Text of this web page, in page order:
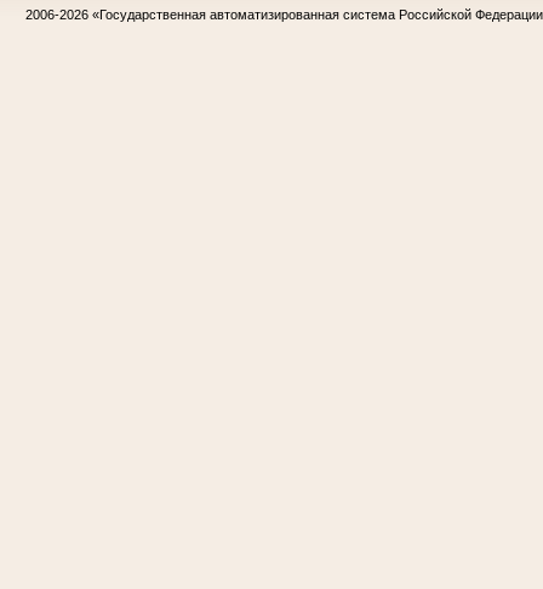
2006-2026 «Государственная автоматизированная система Российской